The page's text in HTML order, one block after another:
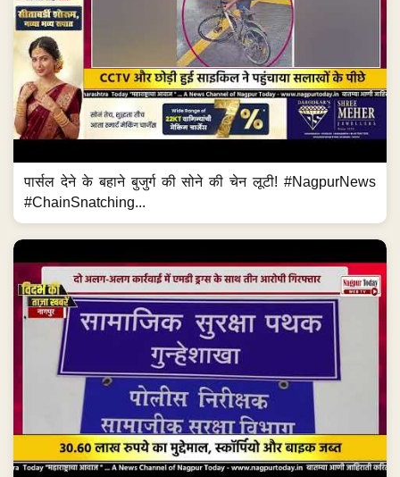
पार्सल देने के बहाने बुजुर्ग की सोने की चेन लूटी! #NagpurNews
#ChainSnatching...